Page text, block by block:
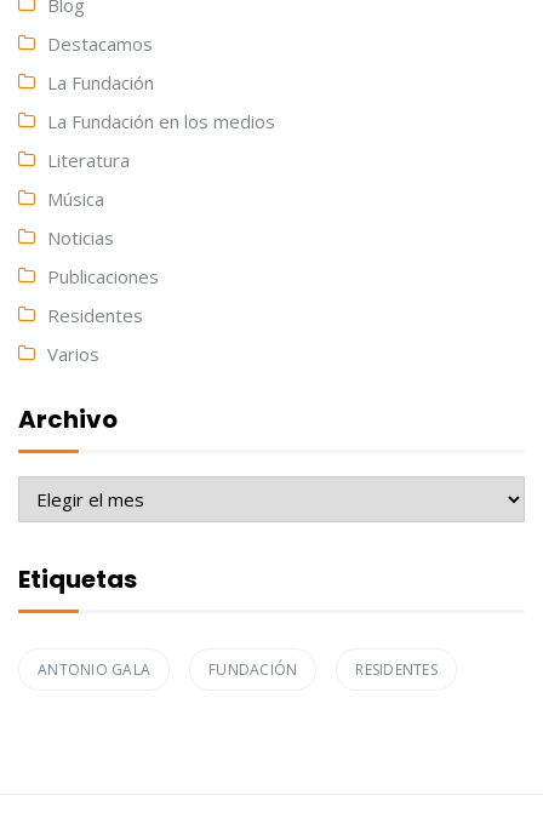
Blog
Destacamos
La Fundación
La Fundación en los medios
Literatura
Música
Noticias
Publicaciones
Residentes
Varios
Archivo
Archivo
Etiquetas
ANTONIO GALA FUNDACIÓN RESIDENTES